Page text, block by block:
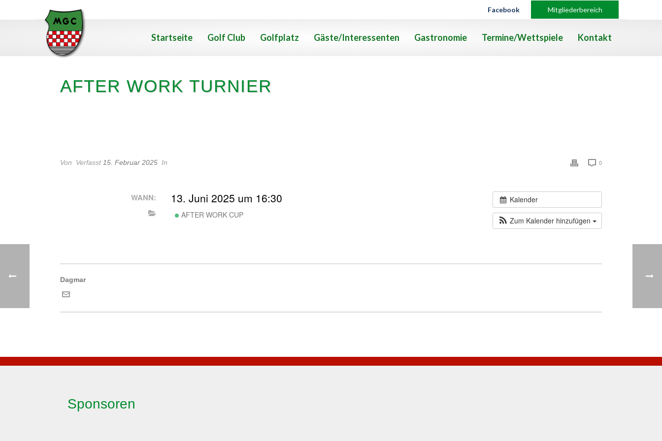
Facebook Mitgliederbereich
Startseite Golf Club Golfplatz Gäste/Interessenten Gastronomie Termine/Wettspiele Kontakt
AFTER WORK TURNIER
Von Verfasst 15. Februar 2025 In 0
Kalender
Zum Kalender hinzufügen
WANN: 13. Juni 2025 um 16:30
AFTER WORK CUP
Dagmar
Sponsoren